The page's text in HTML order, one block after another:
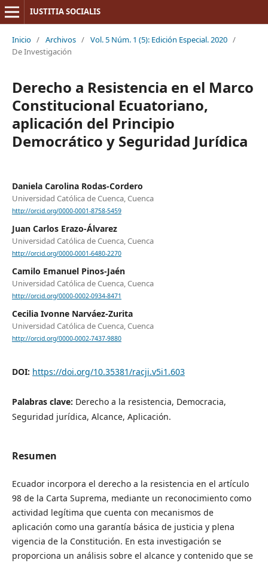
IUSTITIA SOCIALIS
Inicio / Archivos / Vol. 5 Núm. 1 (5): Edición Especial. 2020 /
De Investigación
Derecho a Resistencia en el Marco
Constitucional Ecuatoriano,
aplicación del Principio
Democrático y Seguridad Jurídica
Daniela Carolina Rodas-Cordero
Universidad Católica de Cuenca, Cuenca
http://orcid.org/0000-0001-8758-5459
Juan Carlos Erazo-Álvarez
Universidad Católica de Cuenca, Cuenca
http://orcid.org/0000-0001-6480-2270
Camilo Emanuel Pinos-Jaén
Universidad Católica de Cuenca, Cuenca
http://orcid.org/0000-0002-0934-8471
Cecilia Ivonne Narváez-Zurita
Universidad Católica de Cuenca, Cuenca
http://orcid.org/0000-0002-7437-9880
DOI: https://doi.org/10.35381/racji.v5i1.603
Palabras clave: Derecho a la resistencia, Democracia,
Seguridad jurídica, Alcance, Aplicación.
Resumen
Ecuador incorpora el derecho a la resistencia en el artículo
98 de la Carta Suprema, mediante un reconocimiento como
actividad legítima que cuenta con mecanismos de
aplicación como una garantía básica de justicia y plena
vigencia de la Constitución. En esta investigación se
proporciona un análisis sobre el alcance y contenido que se